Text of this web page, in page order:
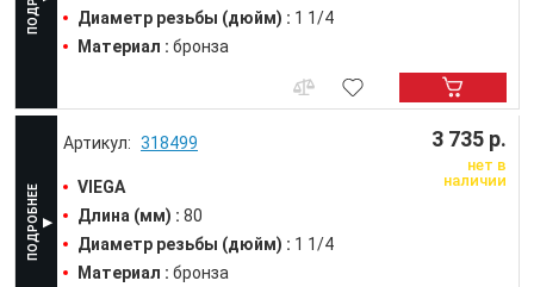
Диаметр резьбы (дюйм) : 1 1/4
Материал : бронза
318499
VIEGA
Длина (мм) : 80
Диаметр резьбы (дюйм) : 1 1/4
Материал : бронза
3 735 р.
нет в
наличии